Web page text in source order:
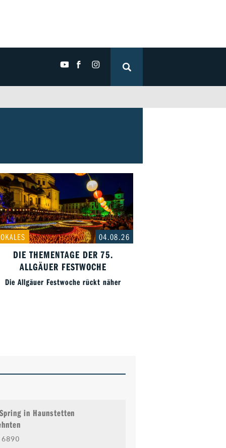
04.08.26
DIE THEMENTAGE DER 75.
ALLGÄUER FESTWOCHE
Die Allgäuer Festwoche rückt näher
in Haunstetten
6890